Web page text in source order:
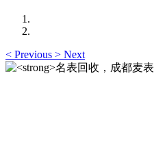
< Previous > Next